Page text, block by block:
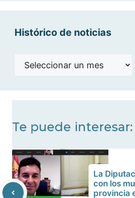
Histórico de noticias
Histórico
Te puede interesar:
La
con los
provincia